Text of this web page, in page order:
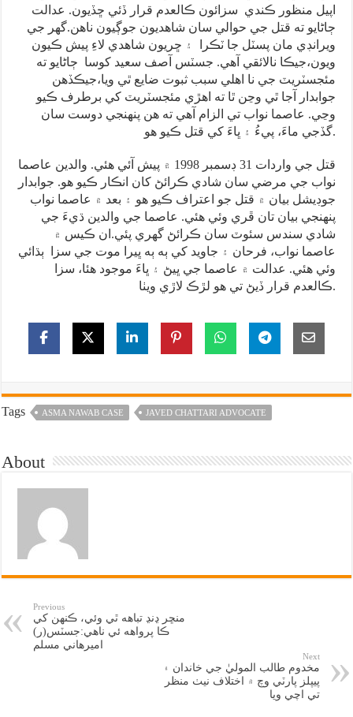
اپيل منظور ڪندي سزائون ڪالعدم قرار ڏئي ڇڏيون. عدالت
ڄاڻايو ته قتل جي حوالي سان شاهديون جوڳيون ناهن.گهر جي
ويرانڊي مان پسٽل جا ٽڪرا ۽ ڇريون شاهدي لاءِ پيش ڪيون
ويون،جيڪا نالائقي آهي. جسٽس آصف سعيد کوسا ڄاڻايو ته
مئجسٽريٽ جي نا اهلي سبب ثبوت ضايع ٿي ويا،جيڪڏهن
جوابدار آجا ٿي وڃن ٿا ته اهڙي مئجسٽريٽ کي برطرف ڪيو
وڃي. عاصما نواب تي الزام آهي ته هن پنهنجي دوست سان
گڏجي ماءَ، پيءُ ۽ ڀاءَ کي قتل ڪيو هو.
قتل جي واردات 31 ڊسمبر 1998 ۾ پيش آئي هئي. والدين عاصما
نواب جي مرضي سان شادي ڪرائڻ کان انڪار ڪيو هو. جوابدار
جوڊيشل بيان ۾ قتل جو اعتراف ڪيو هو ۽ بعد ۾ عاصما نواب
پنهنجي بيان تان ڦري وئي هئي. عاصما جي والدين ڌيءَ جي
شادي سندس سئوٽ سان ڪرائڻ گهري پئي.ان ڪيس ۾
عاصما نواب، فرحان ۽ جاويد کي ٻه ٻه ڀيرا موت جي سزا ٻڌائي
وئي هئي. عدالت ۾ عاصما جي ڀيڻ ۽ ڀاءَ موجود هئا، سزا
ڪالعدم قرار ڏيڻ تي هو لڙڪ لاڙي ويٺا.
Tags ASMA NAWAB CASE JAVED CHATTARI ADVOCATE
About
Previous
منڇر ڍنڍ تباهه ٿي وئي، ڪنهن کي
ڪا پرواهه ئي ناهي:جسٽس(ر)
اميرهاني مسلم
Next
مخدوم طالب الموليٰ جي خاندان ۽
پيپلز پارٽي وچ ۾ اختلاف نيٺ منظر
تي اچي ويا